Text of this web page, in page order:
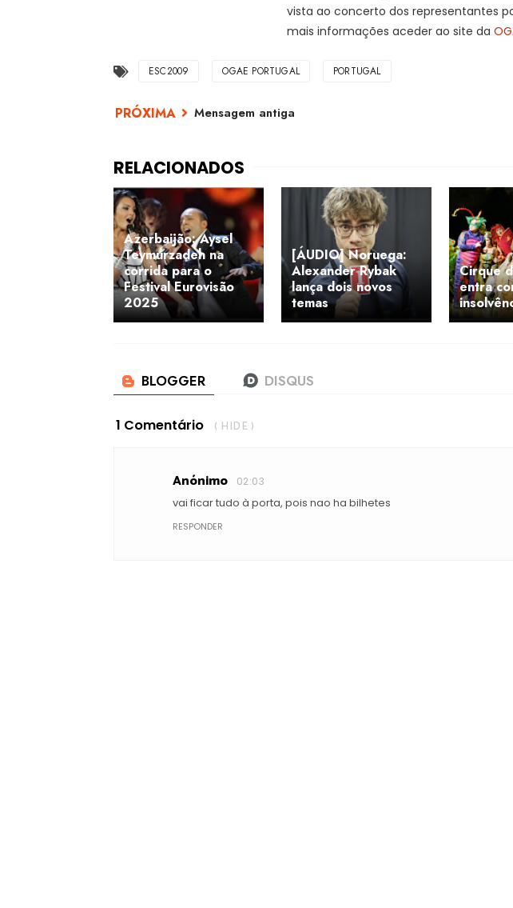
vista ao concerto dos representantes
mais informações aceder ao site da
ESC2009 OGAE PORTUGAL PORTUGAL
Mensagem antiga
Azerbaijão: Aysel
Teymurzadeh na
corrida para o
Festival Eurovisão
2025
[ÁUDIO] Noruega:
Alexander Rybak
lança dois novos
temas
Cirque
entra
1 Comentário ( HIDE )
Anónimo 02:03
vai ficar tudo à porta, pois nao ha bilhetes
RESPONDER